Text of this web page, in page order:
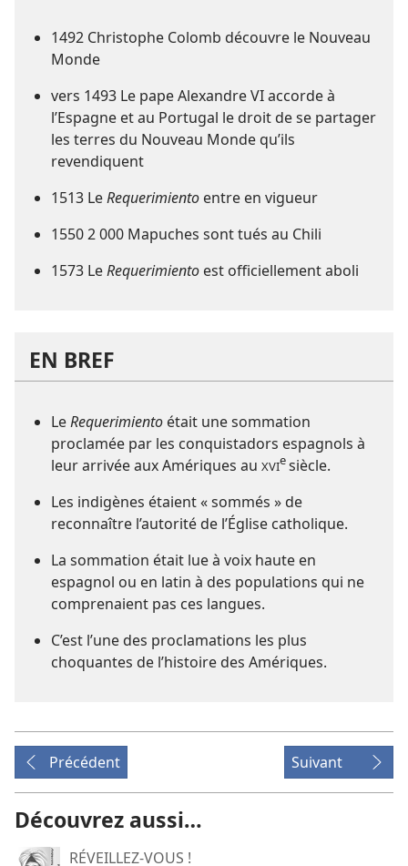
1492 Christophe Colomb découvre le Nouveau
Monde
vers 1493 Le pape Alexandre VI accorde à
l’Espagne et au Portugal le droit de se partager
les terres du Nouveau Monde qu’ils
revendiquent
1513 LeRequerimiento entre en vigueur
1550 2 000 Mapuches sont tués au Chili
1573 LeRequerimiento est officiellement aboli
EN BREF
LeRequerimiento était une sommation
proclamée par les conquistadors espagnols à
leur arrivée aux Amériques au XVIesiècle.
Les indigènes étaient « sommés » de
reconnaître l’autorité de l’Église catholique.
La sommation était lue à voix haute en
espagnol ou en latin à des populations qui ne
comprenaient pas ces langues.
C’est l’une des proclamations les plus
choquantes de l’histoire des Amériques.
Précédent Suivant
Découvrez aussi…
RÉVEILLEZ-VOUS !